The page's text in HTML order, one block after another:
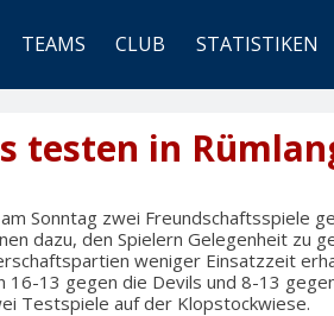
TEAMS CLUB STATISTIKEN
testen in
Sonntag zwei Freundschaftsspiele
dazu, den Spielern Gelegenheit zu
weniger Einsatzzeit
13 gegen die Devils und 8-13
Testspiele auf der Klopstockwiese.